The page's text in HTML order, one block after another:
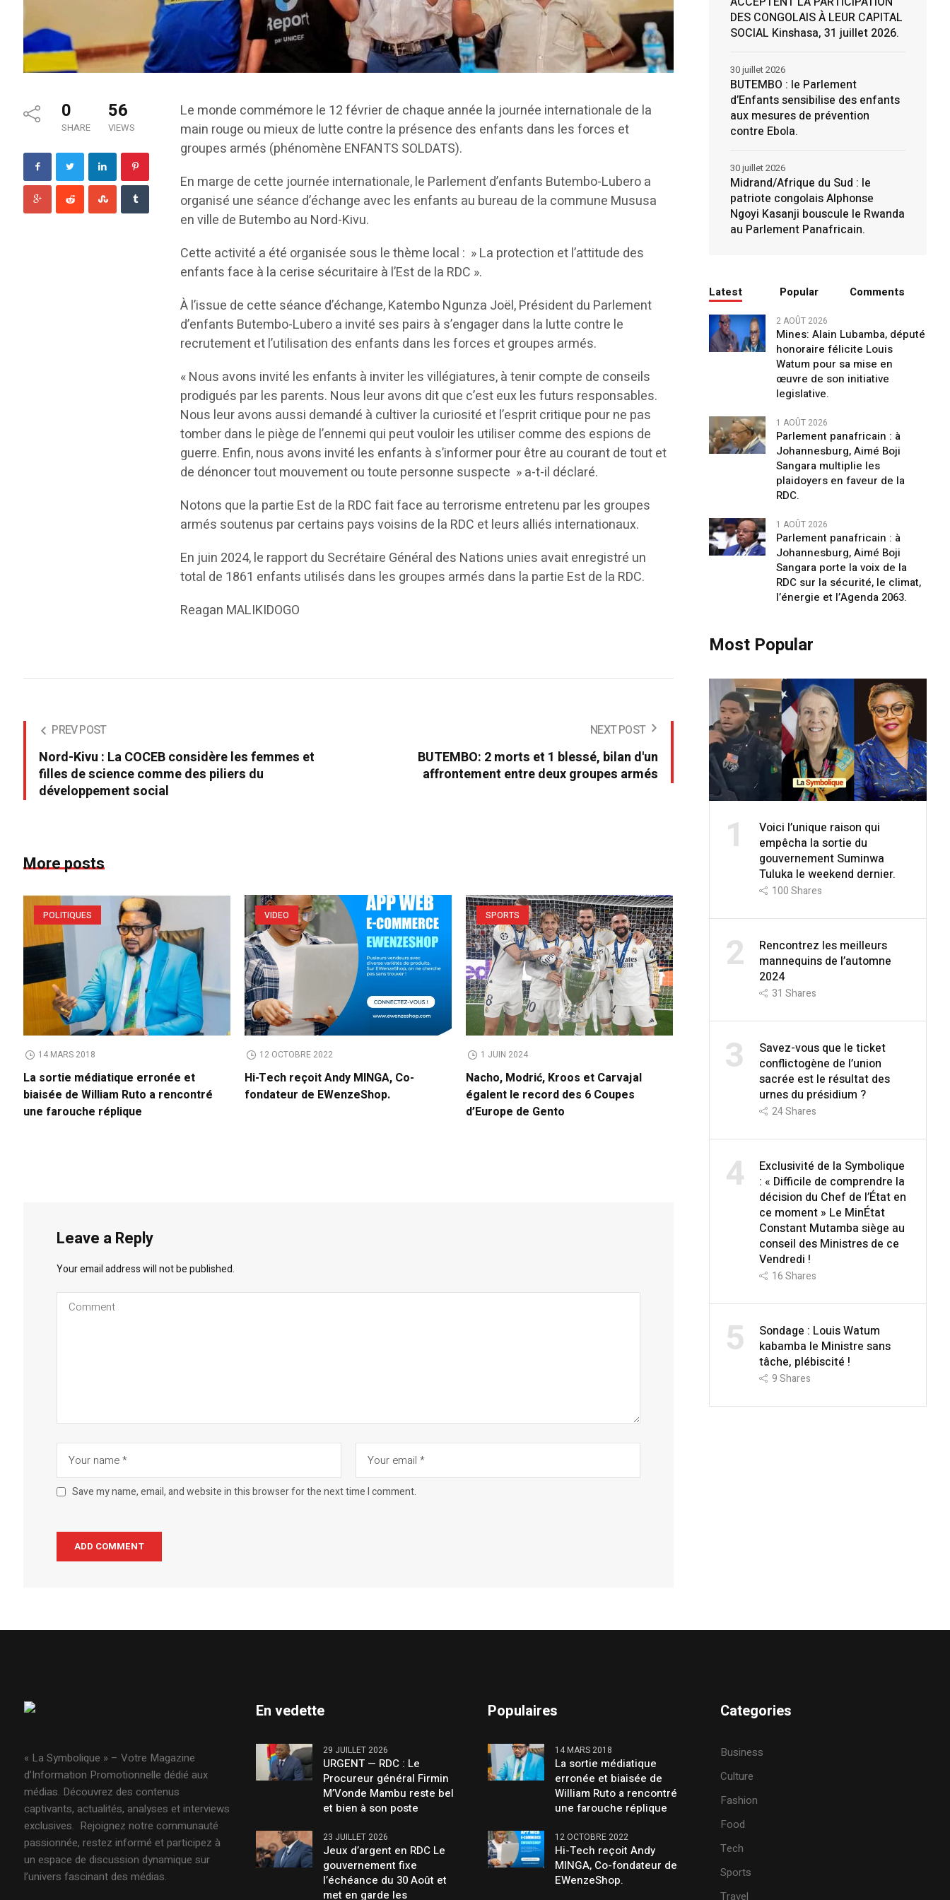
0
SHARE
56
VIEWS
Le monde commémore le 12 février de chaque année la journée internationale de la
main rouge ou mieux de lutte contre la présence des enfants dans les forces et
groupes armés (phénomène ENFANTS SOLDATS).
En marge de cette journée internationale, le Parlement d’enfants Butembo-Lubero a
organisé une séance d’échange avec les enfants au bureau de la commune Mususa
en ville de Butembo au Nord-Kivu.
Cette activité a été organisée sous le thème local : » La protection et l’attitude des
enfants face à la cerise sécuritaire à l’Est de la RDC ».
À l’issue de cette séance d’échange, Katembo Ngunza Joël, Président du Parlement
d’enfants Butembo-Lubero a invité ses pairs à s’engager dans la lutte contre le
recrutement et l’utilisation des enfants dans les forces et groupes armés.
« Nous avons invité les enfants à inviter les villégiatures, à tenir compte de conseils
prodigués par les parents. Nous leur avons dit que c’est eux les futurs responsables.
Nous leur avons aussi demandé à cultiver la curiosité et l’esprit critique pour ne pas
tomber dans le piège de l’ennemi qui peut vouloir les utiliser comme des espions de
guerre. Enfin, nous avons invité les enfants à s’informer pour être au courant de tout et
de dénoncer tout mouvement ou toute personne suspecte » a-t-il déclaré.
Notons que la partie Est de la RDC fait face au terrorisme entretenu par les groupes
armés soutenus par certains pays voisins de la RDC et leurs alliés internationaux.
En juin 2024, le rapport du Secrétaire Général des Nations unies avait enregistré un
total de 1861 enfants utilisés dans les groupes armés dans la partie Est de la RDC.
Reagan MALIKIDOGO
PREV POST
Nord-Kivu : La COCEB considère les femmes et
filles de science comme des piliers du
développement social
NEXT POST
BUTEMBO: 2 morts et 1 blessé, bilan d'un
affrontement entre deux groupes armés
More posts
POLITIQUES
14 MARS 2018
La sortie médiatique erronée et
biaisée de William Ruto a rencontré
une farouche réplique
VIDEO
12 OCTOBRE 2022
Hi-Tech reçoit Andy MINGA, Co-
fondateur de EWenzeShop.
SPORTS
1 JUIN 2024
Nacho, Modrić, Kroos et Carvajal
égalent le record des 6 Coupes
d’Europe de Gento
Leave a Reply
Your email address will not be published.
Save my name, email, and website in this browser for the next time I comment.
DES CONGOLAIS À LEUR CAPITAL
SOCIAL Kinshasa, 31 juillet 2026.
BUTEMBO : le Parlement
d’Enfants sensibilise des enfants
aux mesures de prévention
contre Ebola.
30 juillet 2026
Midrand/Afrique du Sud : le
patriote congolais Alphonse
Ngoyi Kasanji bouscule le Rwanda
au Parlement Panafricain.
30 juillet 2026
Latest Popular Comments
2 AOÛT 2026
Mines: Alain Lubamba, député
honoraire félicite Louis
Watum pour sa mise en
œuvre de son initiative
legislative.
1 AOÛT 2026
Parlement panafricain : à
Johannesburg, Aimé Boji
Sangara multiplie les
plaidoyers en faveur de la
RDC.
1 AOÛT 2026
Parlement panafricain : à
Johannesburg, Aimé Boji
Sangara porte la voix de la
RDC sur la sécurité, le climat,
l’énergie et l’Agenda 2063.
Most Popular
1
Voici l’unique raison qui
empêcha la sortie du
gouvernement Suminwa
Tuluka le weekend dernier.
100Shares
2
Rencontrez les meilleurs
mannequins de l’automne
2024
31 Shares
3
Savez-vous que le ticket
conflictogène de l’union
sacrée est le résultat des
urnes du présidium ?
24Shares
4
Exclusivité de la Symbolique
: « Difficile de comprendre la
décision du Chef de l’État en
ce moment » Le MinÉtat
Constant Mutamba siège au
conseil des Ministres de ce
Vendredi !
16Shares
5
Sondage : Louis Watum
kabamba le Ministre sans
tâche, plébiscité !
9Shares
« La Symbolique » – Votre Magazine
d’Information Promotionnelle dédié aux
médias. Découvrez des contenus
captivants, actualités, analyses et interviews
exclusives. Rejoignez notre communauté
passionnée, restez informé et participez à
un espace de discussion dynamique sur
l’univers fascinant des médias.
En vedette
29 JUILLET 2026
URGENT — RDC : Le
Procureur général Firmin
M’Vonde Mambu reste bel
et bien à son poste
23 JUILLET 2026
Jeux d’argent en RDC Le
gouvernement fixe
l’échéance du 30 Août et
met en garde les
Populaires
14 MARS 2018
La sortie médiatique
erronée et biaisée de
William Ruto a rencontré
une farouche réplique
12 OCTOBRE 2022
Hi-Tech reçoit Andy
MINGA, Co-fondateur de
EWenzeShop.
Categories
Business
Culture
Fashion
Food
Tech
Sports
Travel